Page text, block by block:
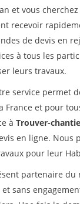
et vous
recevoir
de devis en
à tous les
leurs travaux.
service permet
France et pour
à Trouver-
en ligne. Nous
pour leur
partenaire du
sans